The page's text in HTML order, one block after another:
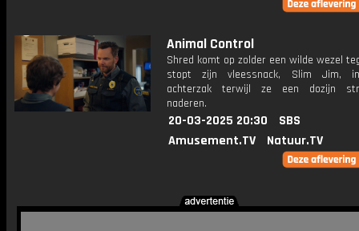
Animal Control
Shred komt op zolder een wilde wezel
stopt zijn vleessnack, Slim Jim,
achterzak terwijl ze een dozijn
naderen.
20-03-2025 20:30
SBS
Amusement.TV
Natuur.TV